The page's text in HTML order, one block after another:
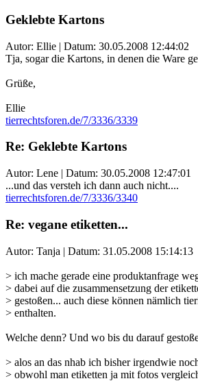
Geklebte Kartons
Autor: Ellie | Datum: 30.05.2008 12:44:02
Tja, sogar die Kartons, in denen die Ware
Grüße,
Ellie
tierrechtsforen.de/7/3336/3339
Re: Geklebte Kartons
Autor: Lene | Datum: 30.05.2008 12:47:01
...und das versteh ich dann auch nicht....
tierrechtsforen.de/7/3336/3340
Re: vegane etiketten...
Autor: Tanja | Datum: 31.05.2008 15:14:13
> ich mache gerade eine produktanfrage
> dabei auf die zusammensetzung der
> gestoßen... auch diese können nämlich
> enthalten.
Welche denn? Und wo bis du darauf
> alos an das nhab ich bisher irgendwie
> obwohl man etiketten ja mit fotos